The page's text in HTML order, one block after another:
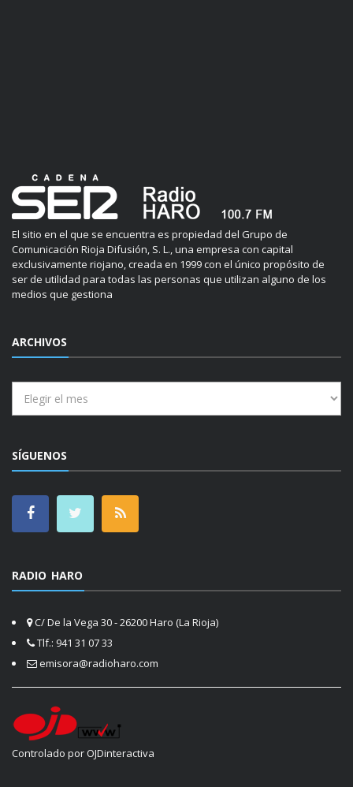
El sitio en el que se encuentra es propiedad del Grupo de
Comunicación Rioja Difusión, S. L., una empresa con capital
exclusivamente riojano, creada en 1999 con el único propósito de
ser de utilidad para todas las personas que utilizan alguno de los
medios que gestiona
ARCHIVOS
SÍGUENOS
RADIO HARO
C/ De la Vega 30 - 26200 Haro (La Rioja)
Tlf.: 941 31 07 33
emisora@radioharo.com
Controlado por OJDinteractiva